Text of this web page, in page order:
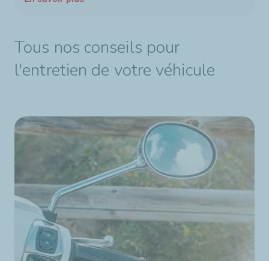
Tous nos conseils pour
l'entretien de votre véhicule